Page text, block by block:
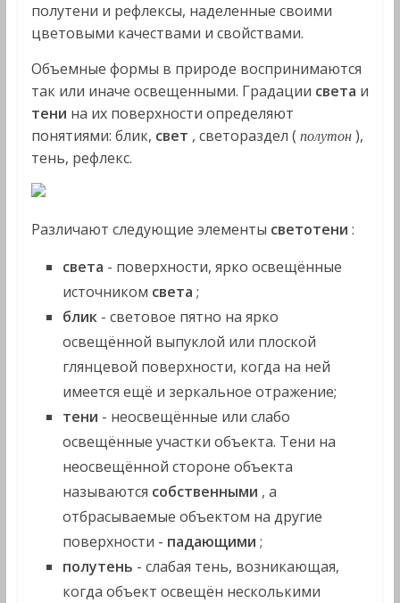
полутени и рефлексы, наделенные своими
цветовыми качествами и свойствами.
Объемные формы в природе воспринимаются
так или иначе освещенными. Градации света и
тени на их поверхности определяют
понятиями: блик, свет , светораздел ( полутон ),
тень, рефлекс.
Различают следующие элементы светотени :
света - поверхности, ярко освещённые
источником света ;
блик - световое пятно на ярко
освещённой выпуклой или плоской
глянцевой поверхности, когда на ней
имеется ещё и зеркальное отражение;
тени - неосвещённые или слабо
освещённые участки объекта. Тени на
неосвещённой стороне объекта
называются собственными , а
отбрасываемые объектом на другие
поверхности - падающими ;
полутень - слабая тень, возникающая,
когда объект освещён несколькими